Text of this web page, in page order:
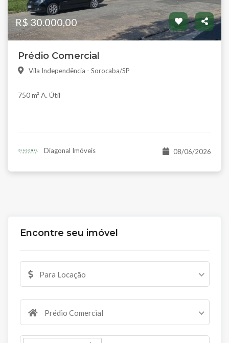
Encontre seu imóvel
Para Locação
Prédio Comercial
R$ 30.000,00
Prédio Comercial
Vila Independência - Sorocaba/SP
750 m² A. Útil
Diagonal Imóveis 08/06/2026